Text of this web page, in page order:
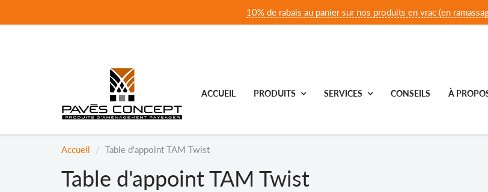
10% de rabais au panier sur nos produits en vrac (en
ACCUEIL PRODUITS SERVICES CONSEILS À
Accueil Table d'appoint TAM Twist
Table d'appoint TAM Twist